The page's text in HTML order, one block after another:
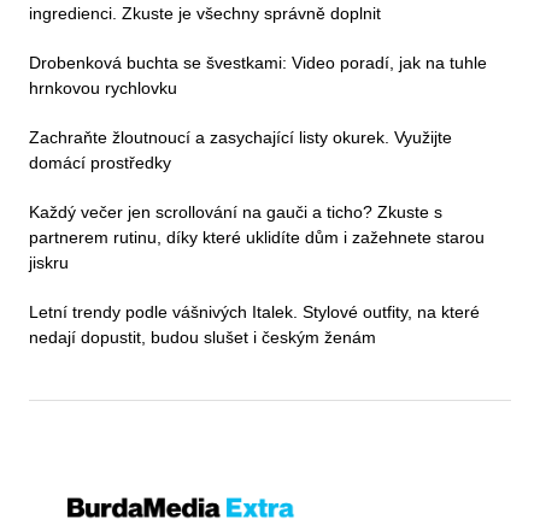
ingredienci. Zkuste je všechny správně doplnit
Drobenková buchta se švestkami: Video poradí, jak na tuhle
hrnkovou rychlovku
Zachraňte žloutnoucí a zasychající listy okurek. Využijte
domácí prostředky
Každý večer jen scrollování na gauči a ticho? Zkuste s
partnerem rutinu, díky které uklidíte dům i zažehnete starou
jiskru
Letní trendy podle vášnivých Italek. Stylové outfity, na které
nedají dopustit, budou slušet i českým ženám